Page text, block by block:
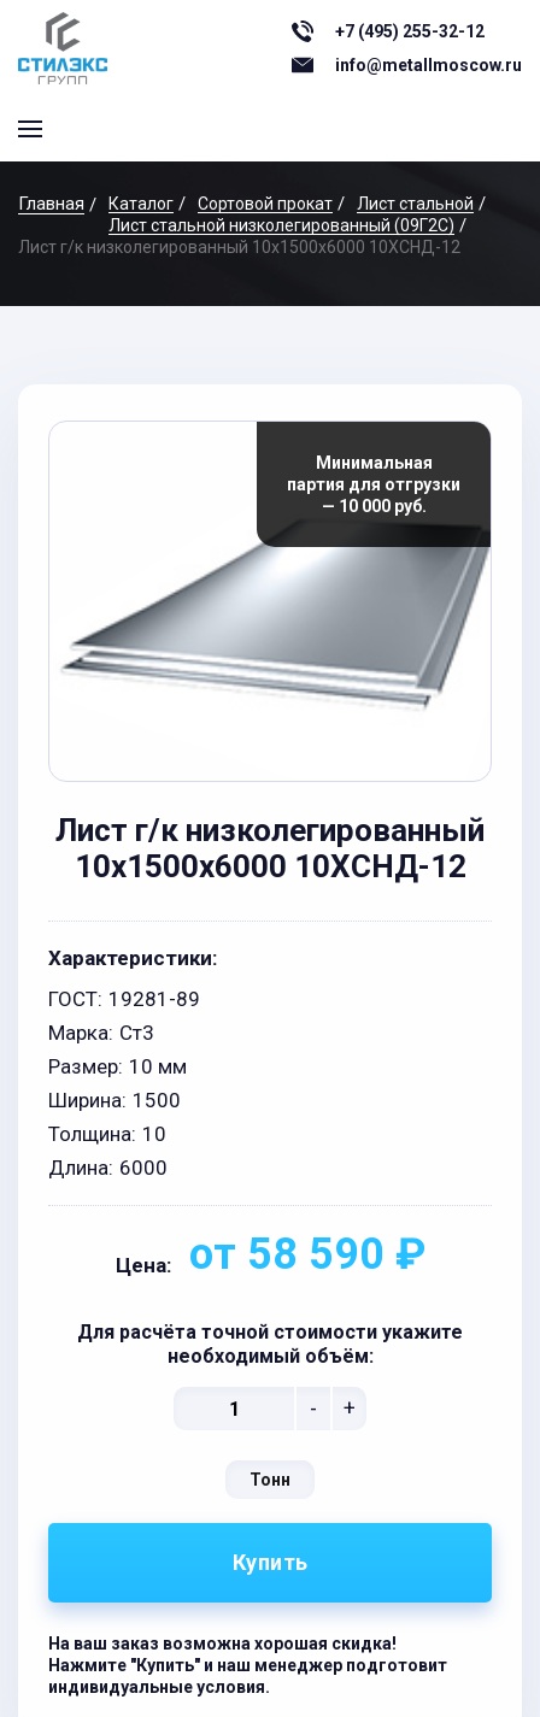
+7 (495) 255-32-12
info@metallmoscow.ru
Главная Каталог Сортовой прокат
Лист стальной
Лист стальной низколегированный (09Г2С)
Лист г/к низколегированный 10x1500x6000 10ХСНД-12
Минимальная
партия для отгрузки
— 10 000 руб.
Лист г/к низколегированный
10x1500x6000 10ХСНД-12
Характеристики:
ГОСТ: 19281-89
Марка: Ст3
Размер: 10 мм
Ширина: 1500
Толщина: 10
Длина: 6000
Цена: от 58 590 ₽
Для расчёта точной стоимости укажите
необходимый объём:
- +
Тонн
Купить
На ваш заказ возможна хорошая скидка!
Нажмите "Купить" и наш менеджер подготовит
индивидуальные условия.